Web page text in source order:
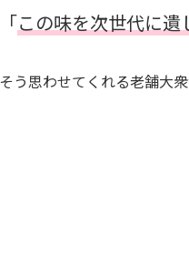
「この味を次世代に遺
そう思わせてくれる老舗大衆